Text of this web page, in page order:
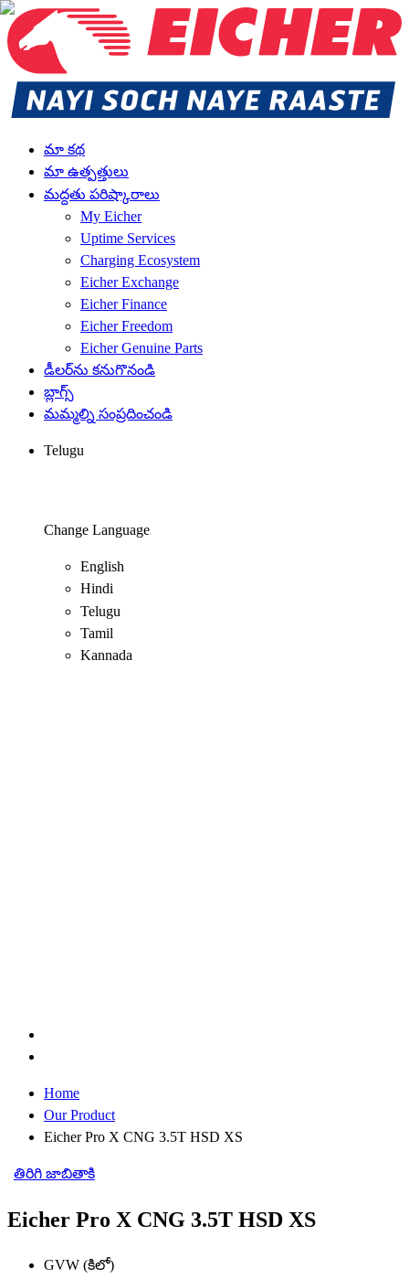
మా కథ
మా ఉత్పత్తులు
మద్దతు పరిష్కారాలు
My Eicher
Uptime Services
Charging Ecosystem
Eicher Exchange
Eicher Finance
Eicher Freedom
Eicher Genuine Parts
డీలర్‌ను కనుగొనండి
బ్లాగ్స్
మమ్మల్ని సంప్రదించండి
Telugu
Change Language
English
Hindi
Telugu
Tamil
Kannada
Home
Our Product
Eicher Pro X CNG 3.5T HSD XS
తిరిగి జాబితాకి
Eicher Pro X CNG 3.5T HSD XS
GVW (కిలో)